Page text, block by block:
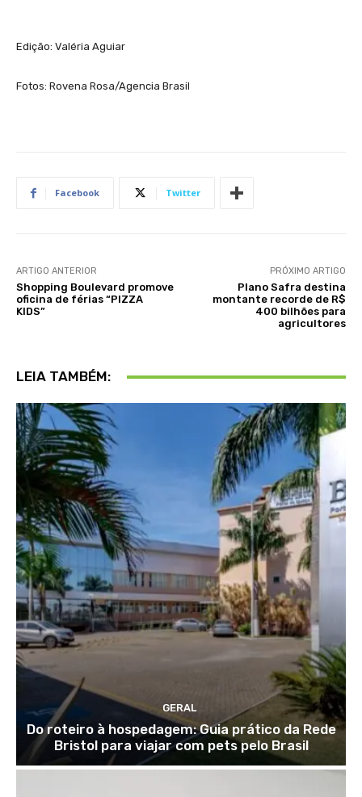
Edição: Valéria Aguiar
Fotos: Rovena Rosa/Agencia Brasil
Facebook Twitter
ARTIGO ANTERIOR
Shopping Boulevard promove
oficina de férias “PIZZA
KIDS”
PRÓXIMO ARTIGO
Plano Safra destina
montante recorde de R$
400 bilhões para
agricultores
LEIA TAMBÉM:
GERAL
Do roteiro à hospedagem: Guia prático da Rede
Bristol para viajar com pets pelo Brasil